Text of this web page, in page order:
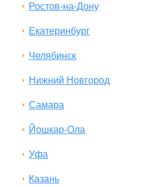
Ростов-на-Дону
Екатеринбург
Челябинск
Нижний Новгород
Самара
Йошкар-Ола
Уфа
Казань